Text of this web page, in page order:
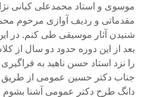
موسوی و استاد محمدعلی کیانی
مقدماتی و ردیف آوازی مرحوم
شنیدن آثار موسیقی طی کنم. در
بعد از این دوره حدود دو سال از
را نزد استاد حسن ناهید به
جناب دکتر حسین عمومی از طریق
دانگ طرح دکتر عمومی آشنا